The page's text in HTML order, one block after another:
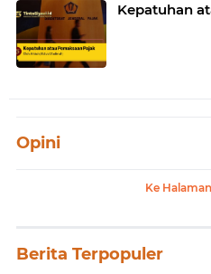
Kepatuhan
Opini
Ke
Berita Terpopuler